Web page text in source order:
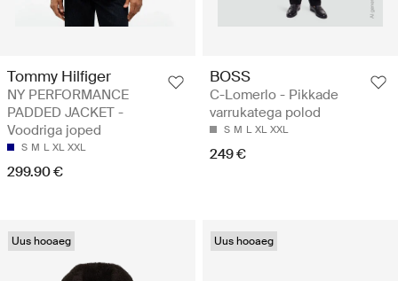
Tommy Hilfiger
NY PERFORMANCE
PADDED JACKET -
Voodriga joped
S M L XL XXL
299.90 €
BOSS
C-Lomerlo - Pikkade
varrukatega polod
S M L XL XXL
249 €
Uus hooaeg Uus hooaeg